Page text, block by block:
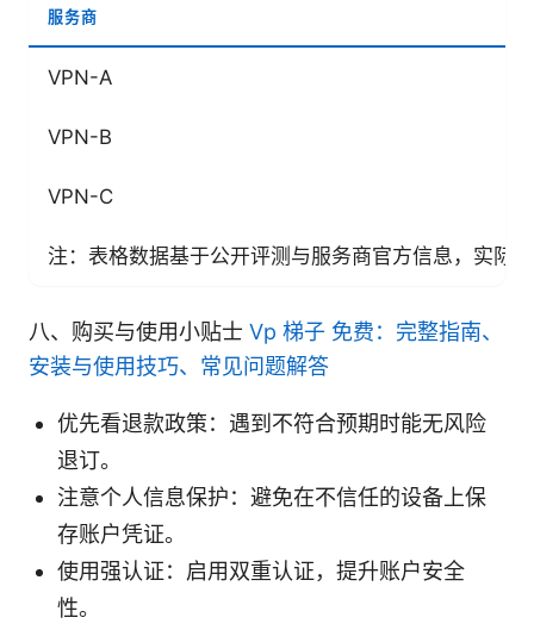
服务商
VPN-A
VPN-B
VPN-C
注：表格数据基于公开评测与服务商官方信息，实际
八、购买与使用小贴士 Vp 梯子 免费：完整指南、
安装与使用技巧、常见问题解答
优先看退款政策：遇到不符合预期时能无风险
退订。
注意个人信息保护：避免在不信任的设备上保
存账户凭证。
使用强认证：启用双重认证，提升账户安全
性。